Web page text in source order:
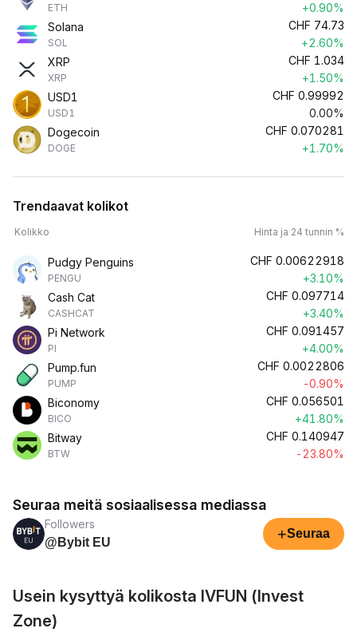
ETH
+0.90%
Solana
SOL
CHF 74.73
+2.60%
XRP
XRP
CHF 1.034
+1.50%
USD1
USD1
CHF 0.99992
0.00%
Dogecoin
DOGE
CHF 0.070281
+1.70%
Trendaavat kolikot
Kolikko Hinta ja 24 tunnin %
Pudgy Penguins
PENGU
CHF 0.00622918
+3.10%
Cash Cat
CASHCAT
CHF 0.097714
+3.40%
Pi Network
PI
CHF 0.091457
+4.00%
Pump.fun
PUMP
CHF 0.0022806
-0.90%
Biconomy
BICO
CHF 0.056501
+41.80%
Bitway
BTW
CHF 0.140947
-23.80%
Seuraa meitä sosiaalisessa mediassa
Followers
@Bybit EU
+Seuraa
Usein kysyttyä kolikosta IVFUN (Invest
Zone)